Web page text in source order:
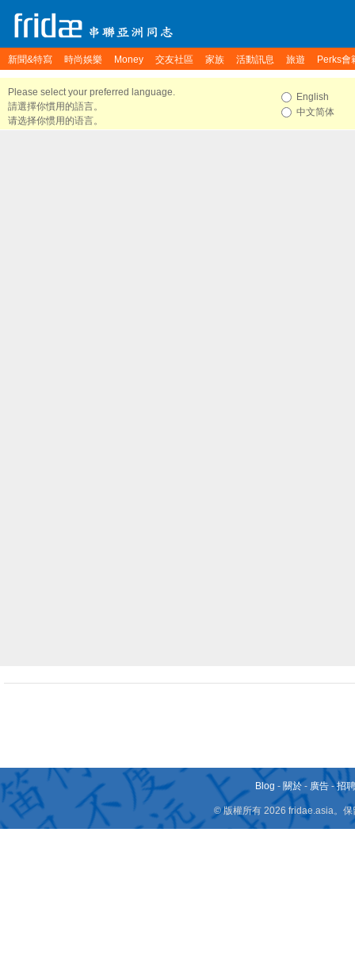
新聞&特寫 時尚娛樂 Money 交友社區 家族 活動訊息 旅遊 Perks會
Please select your preferred language.
請選擇你慣用的語言。
请选择你惯用的语言。
English
中文简体
Blog - 關於 - 廣告 -招
© 版權所有 2026 fridae.asia。